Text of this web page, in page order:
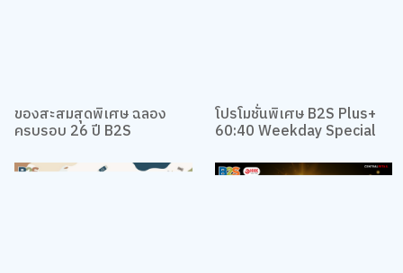
ครบรอบ 26 ปี B2S
โปรโมชั่นพิเศษ B2S Plus+
60:40 Weekday Special